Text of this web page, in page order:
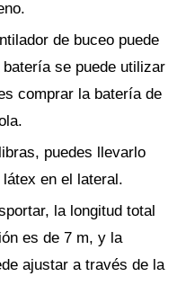
de buceo puede
se puede utilizar
comprar la batería de
puedes llevarlo
en el lateral.
la longitud total
es de 7 m, y la
ajustar a través de la